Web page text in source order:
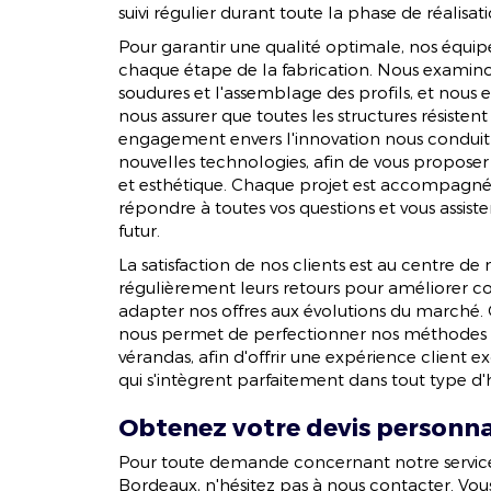
suivi régulier durant toute la phase de
Pour garantir une qualité optimale, nos
chaque étape de la fabrication. Nous
soudures et l'assemblage des profils, et nous
nous assurer que toutes les structures
engagement envers l'innovation nous
nouvelles technologies, afin de vous
et esthétique. Chaque projet est
répondre à toutes vos questions et vous
futur.
La satisfaction de nos clients est au centre
régulièrement leurs retours pour améliorer
adapter nos offres aux évolutions du
nous permet de perfectionner nos
vérandas, afin d'offrir une expérience client
qui s'intègrent parfaitement dans tout type
Obtenez votre devis
Pour toute demande concernant notre
Bordeaux, n'hésitez pas à nous contacter.